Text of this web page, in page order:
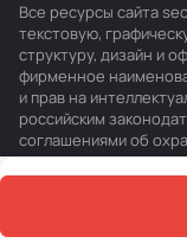
Все ресурсы сайта
текстовую,
структуру, дизайн и
фирменное
и прав на
российским
соглашениями об